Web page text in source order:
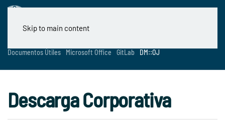
Skip to main content
Documentos Útiles Microsoft Office GitLab DM::OJ
Descarga Corporativa